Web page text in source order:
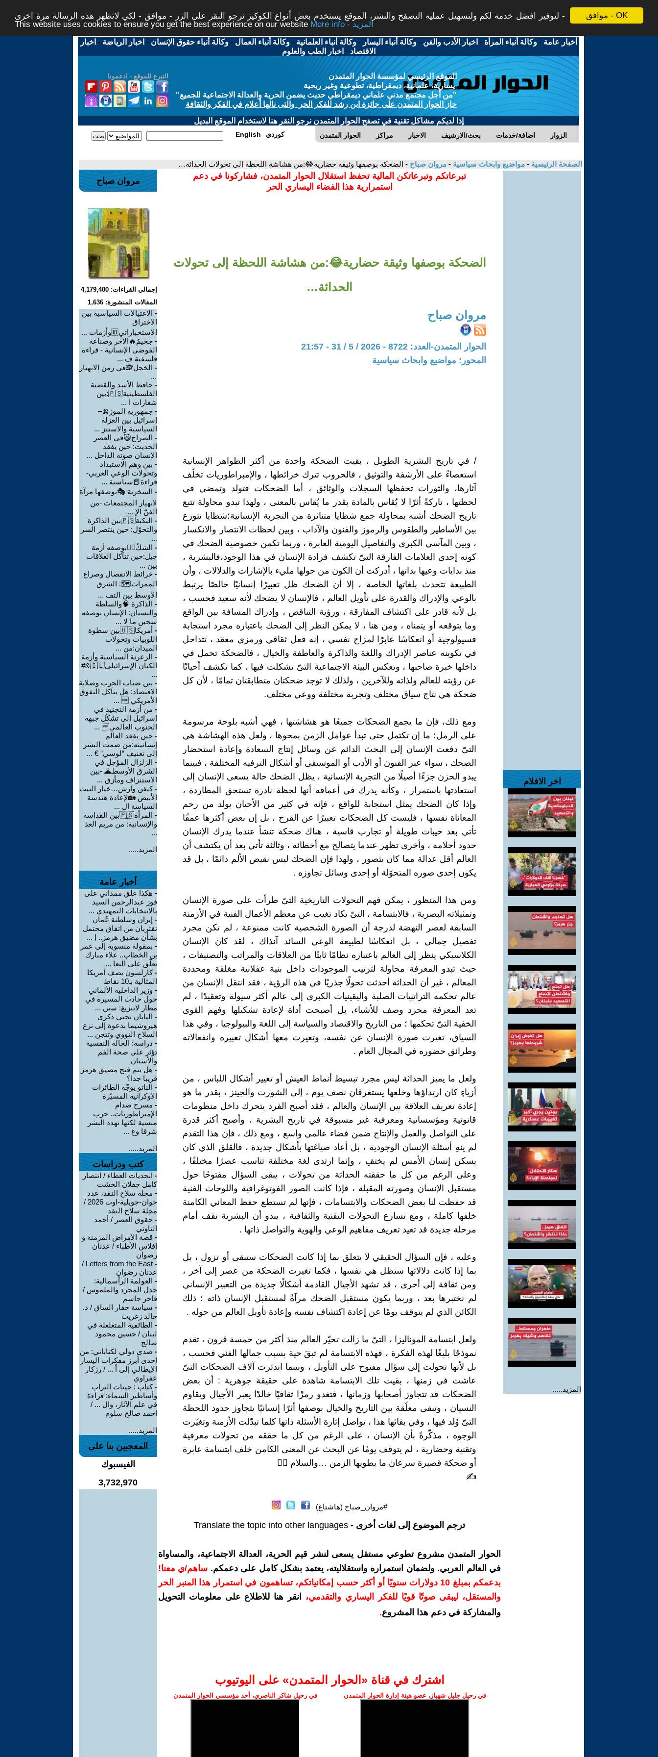
موافق - OK
لتوفير افضل خدمة لكم ولتسهيل عملية التصفح والنشر، الموقع يستخدم بعض أنواع الكوكيز نرجو النقر على الزر - موافق - لكي لاتظهر هذه الرسالة مرة اخرى -
This website uses cookies to ensure you get the best experience on our website
More info - المزيد
أخبار عامة -وكالة أنباء المرأة - اخبار الأدب والفن -وكالة أنباء اليسار -وكالة أنباء العلمانية -وكالة أنباء العمال -وكالة أنباء حقوق الإنسان - اخبار الرياضة - اخبار
الاقتصاد - اخبار الطب والعلوم
التبرع للموقع - ادعمونا
الموقع الرئيسي لمؤسسة الحوار المتمدن
يسارية، علمانية، ديمقراطية، تطوعية وغير ربحية
"من أجل مجتمع مدني علماني ديمقراطي حديث يضمن الحرية والعدالة الاجتماعية للجميع"
حاز الحوار المتمدن على جائزة ابن رشد للفكر الحر والتى نالها أعلام في الفكر والثقافة
إذا لديكم مشاكل تقنية في تصفح الحوار المتمدن نرجو النقر هنا لاستخدام الموقع البديل
الحوار المتمدن مراكز الاخبار بحث/الارشيف اضافة/خدمات الزوار English كوردي
الصفحة الرئيسية - مواضيع وابحاث سياسية - مروان صباح - الضحكة بوصفها وثيقة حضارية😂:من هشاشة اللحظة إلى تحولات الحداثة…
اخر الافلام
المزيد.....
تبرعاتكم وتبرعاتكن المالية تحفظ استقلال الحوار المتمدن، فشاركونا في دعم
استمرارية هذا الفضاء اليساري الحر
الضحكة بوصفها وثيقة حضارية😂:من هشاشة اللحظة إلى تحولات
الحداثة…
مروان صباح
الحوار المتمدن-العدد: 8722 - 2026 / 5 / 31 - 21:57
المحور: مواضيع وابحاث سياسية
/ في تاريخ البشرية الطويل ، بقيت الضحكة واحدة من أكثر الظواهر الإنسانية
استعصاءً على الأرشفة والتوثيق ، فالحروب تترك خرائطها ، والإمبراطوريات تخلّف
آثارها، والثورات تحفظها السجلات والوثائق ، أما الضحكات فتولد وتمضي في
لحظتها ، تاركةً أثرًا لا يُقاس بالمادة بقدر ما يُقاس بالمعنى ، ولهذا تبدو محاولة تتبع
تاريخ الضحك أشبه بمحاولة جمع شظايا متناثرة من التجربة الإنسانية؛شظايا تتوزع
بين الأساطير والطقوس والرموز والفنون والآداب ، وبين لحظات الانتصار والانكسار
، وبين المآسي الكبرى والتفاصيل اليومية العابرة ، وربما تكمن خصوصية الضحك في
كونه إحدى العلامات الفارقة التىّ تكشف فرادة الإنسان في هذا الوجود،فالبشرية ،
منذ بدايات وعيها بذاتها ، أدركت أن الكون من حولها مليء بالإشارات والدلالات ، وأن
الطبيعة تتحدث بلغاتها الخاصة ، إلا أن الضحك ظل تعبيرًا إنسانيًا خالصًا يرتبط
بالوعي والإدراك والقدرة على تأويل العالم ، فالإنسان لا يضحك لأنه سعيد فحسب ،
بل لأنه قادر على اكتشاف المفارقة ، ورؤية التناقض ، وإدراك المسافة بين الواقع
وما يتوقعه أو يتمناه ، ومن هنا ، لا يمكن النظر إلى الضحك باعتباره مجرد استجابة
فسيولوجية أو انعكاسًا عابرًا لمزاج نفسي ، إنه فعل ثقافي ورمزي معقد ، تتداخل
في تكوينه عناصر الإدراك واللغة والذاكرة والعاطفة والخيال ، فالضحكة تحمل في
داخلها خبرة صاحبها ، وتعكس البيئة الاجتماعية التىّ تشكلت فيها ، كما تكشف أحيانًا
عن رؤيته للعالم ولذاته وللآخرين ، ولذلك لا توجد ضحكتان متطابقتان تمامًا ، لأن كل
ضحكة هي نتاج سياق مختلف وتجربة مختلفة ووعي مختلف.
ومع ذلك، فإن ما يجمع الضحكات جميعًا هو هشاشتها ، فهي أشبه بلوحة مرسومة
على الرمل؛ ما إن تكتمل حتى تبدأ عوامل الزمن بمحوها ، ولعل هذه الهشاشة هي
التىّ دفعت الإنسان إلى البحث الدائم عن وسائل إنتاج السعادة وإعادة استحضار
الضحك ، سواء عبر الفنون أو الأدب أو الموسيقى أو أشكال الترفيه المختلفة ، فبينما
يبدو الحزن جزءًا أصيلًا من التجربة الإنسانية ، يظل الضحك حالة يسعى الإنسان إلى
استعادتها باستمرار ، وكأنه يدرك في أعماقه أنها لحظة نادرة تستحق المطاردة ،
وإذا كان الضحك يمثل استجابة للواقع ، فإنه في كثير من الأحيان يولد من رحم
المعاناة نفسها ، فليست كل الضحكات تعبيرًا عن الفرح ، بل إن بعض أكثرها عمقًا
تأتي بعد خيبات طويلة أو تجارب قاسية ، هناك ضحكة تنشأ عندما يدرك الإنسان
حدود أحلامه ، وأخرى تظهر عندما يتصالح مع أخطائه ، وثالثة تأتي بعد أن يكتشف أن
العالم أقل عدالة مما كان يتصور ، ولهذا فإن الضحك ليس نقيض الألم دائمًا ، بل قد
يكون إحدى صوره المتحوّلة أو إحدى وسائل تجاوزه .
ومن هذا المنظور ، يمكن فهم التحولات التاريخية التىّ طرأت على صورة الإنسان
وتمثيلاته البصرية ، فالابتسامة ، التىّ تكاد تغيب عن معظم الأعمال الفنية في الأزمنة
السابقة لعصر النهضة لدرجة أن الصورة الشخصية كانت ممنوعة ، لم تكن مجرد
تفصيل جمالي ، بل انعكاسًا لطبيعة الوعي السائد آنذاك ، لقد كان الإنسان
الكلاسيكي ينظر إلى العالم باعتباره نظامًا ثابتًا من العلاقات والمراتب والتصنيفات ،
حيث تبدو المعرفة محاولة لترتيب الموجودات داخل بنية عقلانية مغلقة ومحددة
المعالم ، غير أن الحداثة أحدثت تحولًا جذريًا في هذه الرؤية ، فقد انتقل الإنسان من
عالم تحكمه التراتبيات الصلبة واليقينيات الكبرى إلى عالم أكثر سيولة وتعقيدًا ، لم
تعد المعرفة مجرد وصف للأشياء، بل أصبحت أداة لإعادة تشكيلها وفهم القوى
الخفية التىّ تحكمها ؛ من التاريخ والاقتصاد والسياسة إلى اللغة والبيولوجيا ، وفي هذا
السياق، تغيرت صورة الإنسان عن نفسه، وتغيرت معها أشكال تعبيره وانفعالاته
وطرائق حضوره في المجال العام .
ولعل ما يميز الحداثة ليس مجرد تبسيط أنماط العيش أو تغيير أشكال اللباس ، من
أزياءٍ كان ارتداؤها وخلعها يستغرقان نصف يوم ، إلى الشورت والجينز ، بقدر ما هو
إعادة تعريف العلاقة بين الإنسان والعالم ، فقد أصبح الفرد يتحرك داخل منظومات
قانونية ومؤسساتية ومعرفية غير مسبوقة في تاريخ البشرية ، وأصبح أكثر قدرة
على التواصل والعمل والإنتاج ضمن فضاء عالمي واسع ، ومع ذلك ، فإن هذا التقدم
لم ينهِ أسئلة الإنسان الوجودية ، بل أعاد صياغتها بأشكال جديدة ، فالقلق الذي كان
يسكن إنسان الأمس لم يختفِ ، وإنما ارتدى لغة مختلفة تناسب عصرًا مختلفًا ،
وعلى الرغم من كل ما حققته الحداثة من تحولات ، يبقى السؤال مفتوحًا حول
مستقبل الإنسان وصورته المقبلة ، فإذا كانت الصور الفوتوغرافية واللوحات الفنية
قد حفظت لنا بعض الضحكات والابتسامات ، فإنها لم تستطع حفظ المعاني الكامنة
خلفها كاملة ، ومع تسارع التحولات التقنية والثقافية ، يبدو أن البشرية تقف أمام
مرحلة جديدة قد تعيد تعريف مفاهيم الوعي والهوية والتواصل ذاتها .
وعليه ، فإن السؤال الحقيقي لا يتعلق بما إذا كانت الضحكات ستبقى أو تزول ، بل
بما إذا كانت دلالاتها ستظل هي نفسها ، فكما تغيرت الضحكة من عصر إلى آخر ،
ومن ثقافة إلى أخرى ، قد تشهد الأجيال القادمة أشكالًا جديدة من التعبير الإنساني
لم نختبرها بعد ، وربما يكون مستقبل الضحك مرآةً لمستقبل الإنسان ذاته ؛ ذلك
الكائن الذي لم يتوقف يومًا عن إعادة اكتشاف نفسه وإعادة تأويل العالم من حوله .
ولعل ابتسامة الموناليزا ، التىّ ما زالت تحيّر العالم منذ أكثر من خمسة قرون ، تقدم
نموذجًا بليغًا لهذه الفكرة ، فهذه الابتسامة لم تبقَ حية بسبب جمالها الفني فحسب ،
بل لأنها تحولت إلى سؤال مفتوح على التأويل ، وبينما اندثرت آلاف الضحكات التىّ
عاشت في زمنها ، بقيت تلك الابتسامة شاهدة على حقيقة جوهرية : أن بعض
الضحكات قد تتجاوز أصحابها وزمانها ، فتغدو رمزًا ثقافيًا خالدًا يعبر الأجيال ويقاوم
النسيان ، وتبقى معلّقة بين التاريخ والخيال بوصفها أثرًا إنسانيًا يتجاوز حدود اللحظة
التىّ وُلد فيها ، وفي بقائها هذا ، تواصل إثارة الأسئلة ذاتها كلما تبدّلت الأزمنة وتغيّرت
الوجوه ، مذكّرةً بأن الإنسان ، على الرغم من كل ما حققه من تحولات معرفية
وتقنية وحضارية ، لم يتوقف يومًا عن البحث عن المعنى الكامن خلف ابتسامة عابرة
أو ضحكة قصيرة سرعان ما يطويها الزمن …والسلام 🙋‍♂
✍
#مروان_صباح (هاشتاغ)
ترجم الموضوع إلى لغات أخرى - Translate the topic into other languages
الحوار المتمدن مشروع تطوعي مستقل يسعى لنشر قيم الحرية، العدالة الاجتماعية، والمساواة
في العالم العربي. ولضمان استمراره واستقلاليته، يعتمد بشكل كامل على دعمكم. ساهم/ي معنا!
بدعمكم بمبلغ 10 دولارات سنويًا أو أكثر حسب إمكانياتكم، تساهمون في استمرار هذا المنبر الحر
والمستقل، ليبقى صوتًا قويًا للفكر اليساري والتقدمي،
انقر هنا للاطلاع على معلومات التحويل
والمشاركة في دعم هذا المشروع.
اشترك في قناة ‫«الحوار المتمدن» على اليوتيوب
في رحيل جليل شهباز، عضو هيئة إدارة الحوار المتمدن في رحيل شاكر الناصري، أحد مؤسسي الحوار المتمدن
مروان صباح
إجمالي القراءات: 4,179,400
المقالات المنشورة: 1,636
- الاغتيالات السياسية بين
الاختراق
الاستخباراتي🆔وأزمات ...
- جحيمُ🔥الآخر وصناعة
الفوضى الإنسانية - قراءة
فلسفية ف ...
- الخجل🙈في زمن الانهيار
…
- حافظ الأسد والقضية
الفلسطينية🇵🇸:بين
شعارات ا ...
- جمهورية الموز🍌–
إسرائيل بين العزلة
السياسية والاستنز ...
- الصراخ🙀في العصر
الحديث: حين يفقد
الإنسان صوته الداخل ...
- بين وهم الاستبداد
وتحولات الوعي العربي-
قراءة📕سياسية ...
- السخرية 🎭بوصفها مرآة
لانهيار المجتمعات -من
الفنّ الإ ...
-
النكبة🇵🇸بين الذاكرة
والتحوّل: حين ينتصر السر
...
- الشكّ🙆‍♂بوصفه أزمة
جيل:حين تتآكل العلاقات
بين ...
- خرائط الانفصال وصراع
الممرات🗺: الشرق
الأوسط بين التف ...
- الذاكرة 🧠والسلطة
والنسيان: الإنسان بوصفه
سجين ما لا ...
-
أمريكا🇺🇸بين سطوة
اللوبيات وتحولات
الميدان:من ...
- الزعرنة السياسية وأزمة
الكيان الإسرائيلي🇮🇱&#
...
- بين ضباب الحرب وصلابة
الاقتصاد: هل يتآكل التفوق
الأمريكي  ...
- من أزمة التجنيد في
إسرائيل إلى تشكّل جبهة
الجنوب العالمي ...
- حين يفقد العالم
إنسانيته:من صمت البشر
إلى تعنيف “لوسي” € ...
- الزلزال المؤجل في
الشرق الأوسط🌋 -بين
الاستنزاف ومأزق ...
-كيفن وارش…خيار البيت
الأبيض 🏡لإعادة هندسة
السياسة ال ...
-
المرأة🇵🇸بين القداسة
والإنسانية: من مريم العذ
...
المزيد.....
أخبار عامة
- هكذا علق ممداني على
فوز عبدالرحمن السيد
بالانتخابات التمهيدي ...
- إيران وسلطنة عُمان
تقتربان من اتفاق محتمل
بشأن مضيق هرمز.. إ ...
- بمقولة منسوبة إلى عمر
بن الخطاب.. علاء مبارك
يعلّق على التعا ...
-كارلسون يصف أمريكا
المثالية بـ10 نقاط
- وزير الداخلية الألماني
حول حادث المسيرة في
مطار لايبزيغ: سين ...
- اليابان تحيي ذكرى
هيروشيما بدعوة إلى نزع
السلاح النووي وتتجن ...
- دراسة: الحالة النفسية
تؤثر على صحة الفم
والأسنان
- هل يتم فتح مضيق هرمز
قريبا جدا؟
- الناتو يوجّه الطائرات
الأوكرانية المسيّرة
- مسرح صدام
الإمبراطوريات.. حرب
منسية لكنها تهدد البشر
شرقا وغ ...
المزيد.....
كتب ودراسات
- ابجديات العطاء / انتصار
كامل جفلان الخشت
- مجلة سلاح النقد، عدد
جوان-جويلية-اوت 2026 /
مجلة سلاح النقد
- حقوق العصر / أحمد
التاوتي
- قصة الأمراض المزمنة و
إفلاس الأطباء / عدنان
رضوان
-
Letters from the East /
عدنان رضوان
- العولمة الرأسمالية:
جدل المجرد والملموس /
فاخر جاسم
- سياسة حفار الساق / د.
خالد زغريت
- الطائفية المتغلغلة في
لبنان / حسين محمود
صالح
- صدى دولي لكتاباتي: من
إحدى أبرز مفكرات اليسار
الإيطالي إلى أ ... / رزكار
عقراوي
-كتاب : جينات التراب
وأساطير السماء: قراءة
في علم الآثار، وال ... /
احمد صالح سلوم
المزيد.....
المعجبين بنا على
الفيسبوك
3,732,970